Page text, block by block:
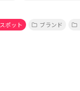
スポット ブランド